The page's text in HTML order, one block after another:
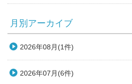
月別アーカイブ
2026年08月(1件)
2026年07月(6件)